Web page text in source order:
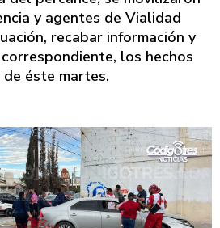
y agentes de Vialidad
recabar información y
los hechos
éste martes.